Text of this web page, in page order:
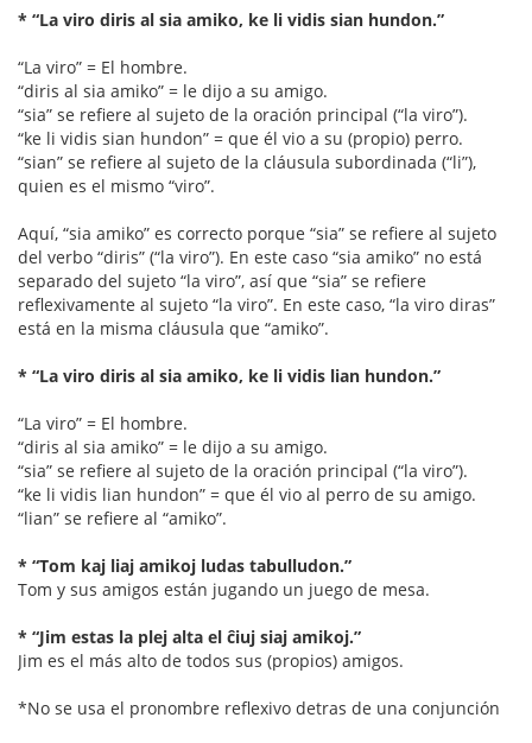
* “La viro diris al sia amiko, ke li vidis sian hundon.”
“La viro” = El hombre.
“diris al sia amiko” = le dijo a su amigo.
“sia” se refiere al sujeto de la oración principal (“la viro”).
“ke li vidis sian hundon” = que él vio a su (propio) perro.
“sian” se refiere al sujeto de la cláusula subordinada (“li”),
quien es el mismo “viro”.
Aquí, “sia amiko” es correcto porque “sia” se refiere al sujeto
del verbo “diris” (“la viro”). En este caso “sia amiko” no está
separado del sujeto “la viro”, así que “sia” se refiere
reflexivamente al sujeto “la viro”. En este caso, “la viro diras”
está en la misma cláusula que “amiko”.
* “La viro diris al sia amiko, ke li vidis lian hundon.”
“La viro” = El hombre.
“diris al sia amiko” = le dijo a su amigo.
“sia” se refiere al sujeto de la oración principal (“la viro”).
“ke li vidis lian hundon” = que él vio al perro de su amigo.
“lian” se refiere al “amiko”.
* “Tom kaj liaj amikoj ludas tabulludon.”
Tom y sus amigos están jugando un juego de mesa.
* “Jim estas la plej alta el ĉiuj siaj amikoj.”
Jim es el más alto de todos sus (propios) amigos.
*No se usa el pronombre reflexivo detras de una conjunción